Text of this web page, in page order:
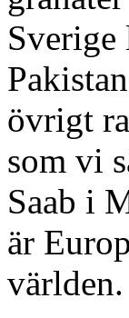
Sverige
övrigt
som vi
Saab i
är
världen.